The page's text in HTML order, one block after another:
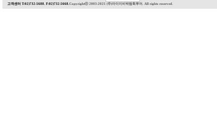
고객센터 T:02)732-5688. F:02)732-5668.Copyrightⓒ 2003-2025 (주)아이이비박람회투어. All rights reserved.